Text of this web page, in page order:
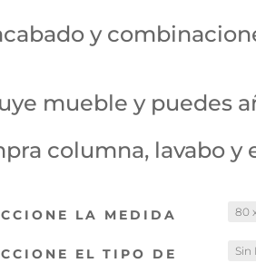
y
mueble y puedes
columna, lavabo y
LA MEDIDA
EL TIPO DE